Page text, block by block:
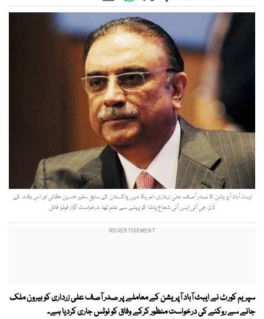
ایبٹ آباد آپریشن کا صدر آصف علی زرداری، امریکا میں پاکستان کے سابق سفیر حسین حقانی اور اس وقت کے
ڈی جی آئی ایس آئی شجاع پاشا کو پہلے سے علم تھا، درخواست گزار فوٹو: فائل
سپریم کورٹ نے ایبٹ آباد آپریشن کے معاملے پر صدرآصف علی زرداری کوبیرون ملک
جانے سے روکنے کی درخواست منظور کرکے وفاق کو نوٹس جاری کردیا ہے۔